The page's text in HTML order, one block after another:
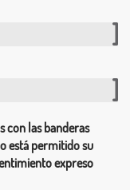
con las banderas
está permitido su
expreso